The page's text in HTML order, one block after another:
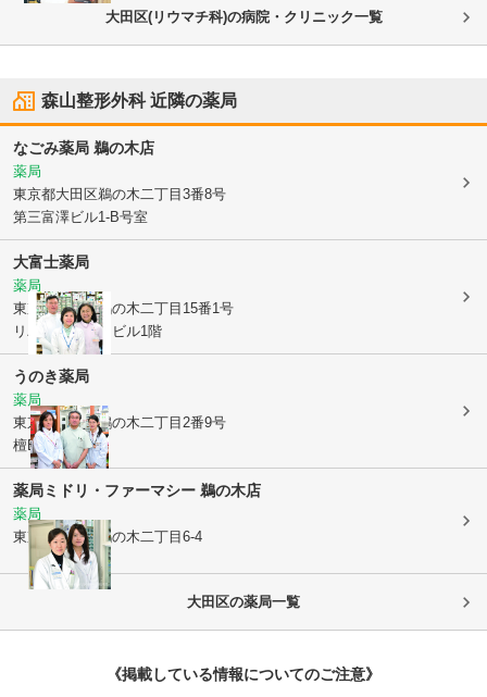
大田区(リウマチ科)の病院・クリニック一覧
森山整形外科近隣の薬局
なごみ薬局 鵜の木店
薬局
東京都大田区鵜の木二丁目3番8号
第三富澤ビル1-B号室
大富士薬局
薬局
東京都大田区鵜の木二丁目15番1号
リバーフロントビル1階
うのき薬局
薬局
東京都大田区鵜の木二丁目2番9号
檀B・L・D1階
薬局ミドリ・ファーマシー 鵜の木店
薬局
東京都大田区
鵜の木二丁目6-4
大田区の薬局一覧
《掲載している情報についてのご注意》